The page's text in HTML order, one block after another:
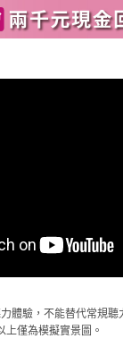
體驗，不能替代常規聽
上僅為模擬實景圖。